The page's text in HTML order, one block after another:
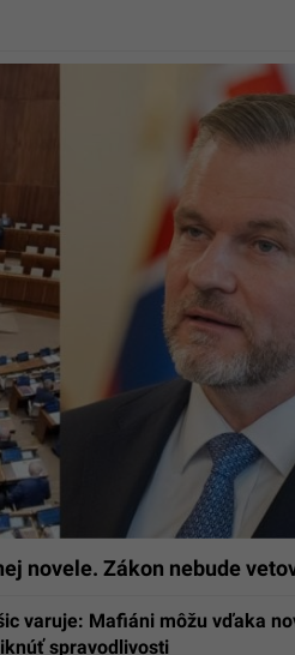
novele. Zákon nebude
varuje: Mafiáni môžu vďaka
spravodlivosti